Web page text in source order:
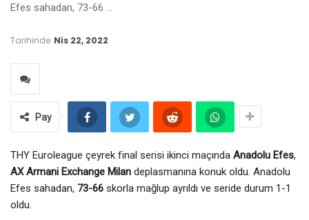
Efes sahadan, 73-66 …
Tarihinde Nis 22, 2022
Pay
THY Euroleague çeyrek final serisi ikinci maçında Anadolu Efes,
AX Armani Exchange Milan deplasmanına konuk oldu. Anadolu
Efes sahadan, 73-66 skorla mağlup ayrıldı ve seride durum 1-1
oldu.